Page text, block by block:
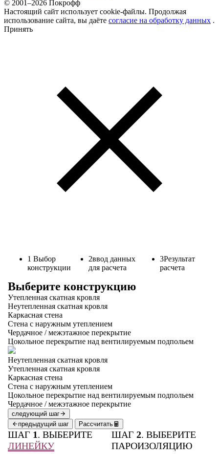
© 2001–2026 Покрофф
Настоящий сайт использует cookie-файлы. Продолжая
использование сайта, вы даёте согласие на обработку данных .
Принять